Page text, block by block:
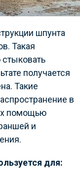
шпунта
Такая
получается
Такие
в
помощью
и
для: